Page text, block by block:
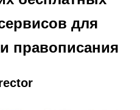
для
правописания